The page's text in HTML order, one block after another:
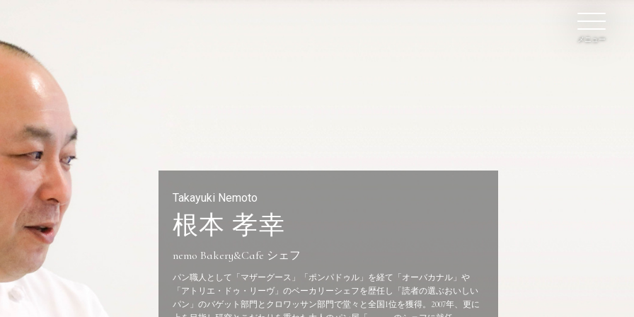
メニュー
パン一覧
ンキュイカルテ
ショップ
公開収録レッスン
ビアンキュイライブ
修了証について
Takayuki Nemoto
根本 孝幸
nemo Bakery&Cafe シェフ
パン職人として「マザーグース」「ポンパドゥル」を経て「オーバカナル」や
「アトリエ・ドゥ・リーヴ」のベーカリーシェフを歴任し「読者の選ぶおいしい
パン」のバゲット部門とクロワッサン部門で堂々と全国1位を獲得。2007年、更に